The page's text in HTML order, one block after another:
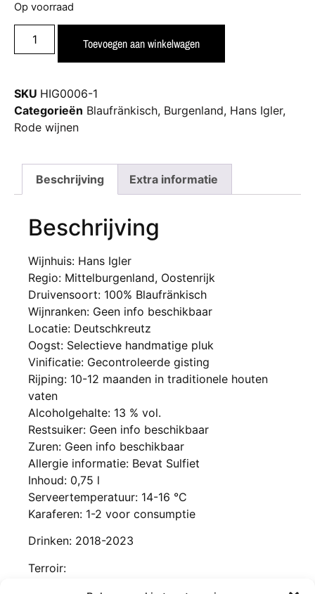
Op voorraad
Toevoegen aan winkelwagen
SKU HIG0006-1
Categorieën Blaufränkisch, Burgenland, Hans Igler,
Rode wijnen
Beschrijving Extra informatie
Beschrijving
Wijnhuis: Hans Igler
Regio: Mittelburgenland, Oostenrijk
Druivensoort: 100% Blaufränkisch
Wijnranken: Geen info beschikbaar
Locatie: Deutschkreutz
Oogst: Selectieve handmatige pluk
Vinificatie: Gecontroleerde gisting
Rijping: 10-12 maanden in traditionele houten
vaten
Alcoholgehalte: 13 % vol.
Restsuiker: Geen info beschikbaar
Zuren: Geen info beschikbaar
Allergie informatie: Bevat Sulfiet
Inhoud: 0,75 l
Serveertemperatuur: 14-16 °C
Karaferen: 1-2 voor consumptie
Drinken: 2018-2023
Terroir: